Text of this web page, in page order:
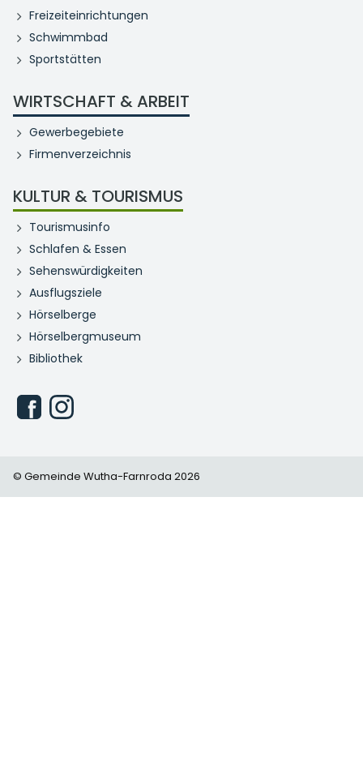
Freizeiteinrichtungen
Schwimmbad
Sportstätten
WIRTSCHAFT & ARBEIT
Gewerbegebiete
Firmenverzeichnis
KULTUR & TOURISMUS
Tourismusinfo
Schlafen & Essen
Sehenswürdigkeiten
Ausflugsziele
Hörselberge
Hörselbergmuseum
Bibliothek
© Gemeinde Wutha-Farnroda 2026